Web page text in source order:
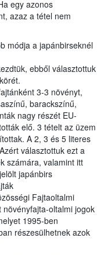
egy azonos
azaz a tétel nem
módja a japánbirseknél
ebből választottuk
3-3 növényt,
barackszínű,
nagy részét EU-
elő. 3 tételt az üzem
A 2, 3 és 5 literes
választottuk ezt a
számára, valamint itt
japánbirs
Fajtaoltalmi
oltalmi jogok
1995-ben
részesülhetnek azok